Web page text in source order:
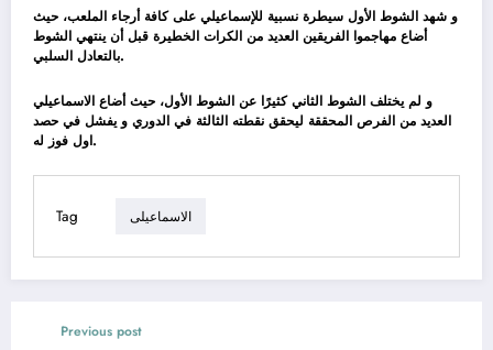
و شهد الشوط الأول سيطرة نسبية للإسماعيلي على كافة أرجاء الملعب، حيث
أضاع مهاجموا الفريقين العديد من الكرات الخطيرة قبل أن ينتهي الشوط
بالتعادل السلبي.
و لم يختلف الشوط الثاني كثيرًا عن الشوط الأول، حيث أضاع الاسماعيلي
العديد من الفرص المحققة ليحقق نقطته الثالثة في الدوري و يفشل في حصد
اول فوز له.
Tag الاسماعيلى
Previous post